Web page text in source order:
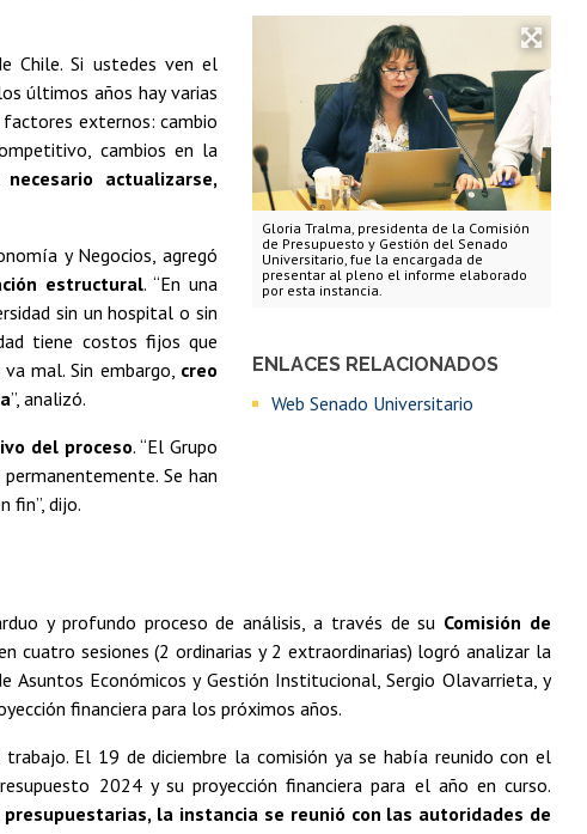
Gloria Tralma, presidenta de la Comisión
de Presupuesto y Gestión del Senado
Universitario, fue la encargada de
presentar al pleno el informe elaborado
por esta instancia.
ENLACES RELACIONADOS
Web Senado Universitario
Chile. Si ustedes ven el
últimos años hay varias
externos: cambio
cambios en la
necesario actualizarse,
y Negocios, agregó
estructural. “En una
sin un hospital o sin
tiene costos fijos que
mal. Sin embargo, creo
”, analizó.
del proceso. “El Grupo
Se han
fin”, dijo.
y profundo proceso de análisis, a través de su Comisión de
cuatro sesiones (2 ordinarias y 2 extraordinarias) logró analizar la
Económicos y Gestión Institucional, Sergio Olavarrieta, y
financiera para los próximos años.
El 19 de diciembre la comisión ya se había reunido con el
2024 y su proyección financiera para el año en curso.
la instancia se reunió con las autoridades de